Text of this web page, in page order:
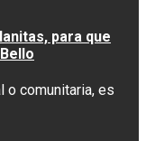
para que
o comunitaria, es